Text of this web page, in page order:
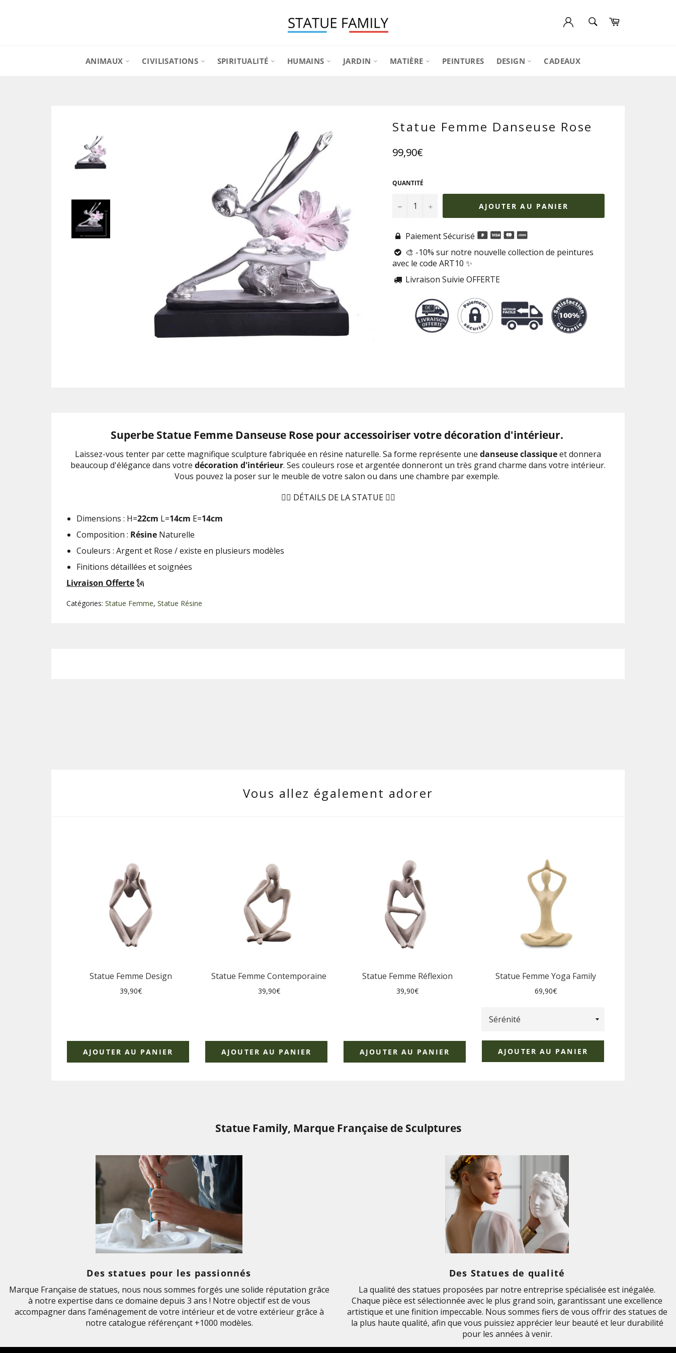
Panier
ANIMAUX CIVILISATIONS SPIRITUALITÉ HUMAINS JARDIN MATIÈRE PEINTURES DESIGN CADEAUX
Statue Femme Danseuse Rose
Prix
régulier
99,90€
QUANTITÉ
− + AJOUTER AU PANIER
 Paiement Sécurisé

🎨 -10% sur notre nouvelle collection de peintures
avec le code ART10 ✨
 Livraison Suivie OFFERTE
Superbe Statue Femme Danseuse Rose pour accessoiriser votre décoration d'intérieur.
Laissez-vous tenter par cette magnifique sculpture fabriquée en résine naturelle. Sa forme représente une danseuse classiqueet donnera
beaucoup d'élégance dans votre décoration d'intérieur. Ses couleurs rose et argentée donneront un très grand charme dans votre intérieur.
Vous pouvez la poser sur le meuble de votre salon ou dans une chambre par exemple.
🧍‍♀️ DÉTAILS DE LA STATUE 🧍‍♀️
Dimensions : H=22cm L=14cm E=14cm
Composition : Résine Naturelle
Couleurs : Argent et Rose / existe en plusieurs modèles
Finitions détaillées et soignées
Livraison Offerte🗽
Catégories: Statue Femme, Statue Résine
Vous allez également adorer
Statue Femme Design
Prix
39,90€
AJOUTER AU PANIER
Statue Femme Contemporaine
Prix
39,90€
AJOUTER AU PANIER
Statue Femme Réflexion
Prix
39,90€
AJOUTER AU PANIER
Statue Femme Yoga Family
Prix
69,90€
AJOUTER AU PANIER
Statue Family, Marque Française de Sculptures
Des statues pour les passionnés
Marque Française de statues, nous nous sommes forgés une solide réputation grâce
à notre expertise dans ce domaine depuis 3 ans ! Notre objectif est de vous
accompagner dans l’aménagement de votre intérieur et de votre extérieur grâce à
notre catalogue référençant +1000 modèles.
Des Statues de qualité
La qualité des statues proposées par notre entreprise spécialisée est inégalée.
Chaque pièce est sélectionnée avec le plus grand soin, garantissant une excellence
artistique et une finition impeccable. Nous sommes fiers de vous offrir des statues de
la plus haute qualité, afin que vous puissiez apprécier leur beauté et leur durabilité
pour les années à venir.